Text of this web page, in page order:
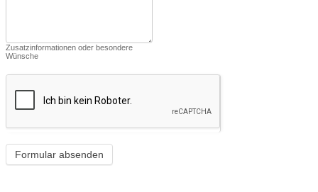
Zusatzinformationen oder besondere
Wünsche